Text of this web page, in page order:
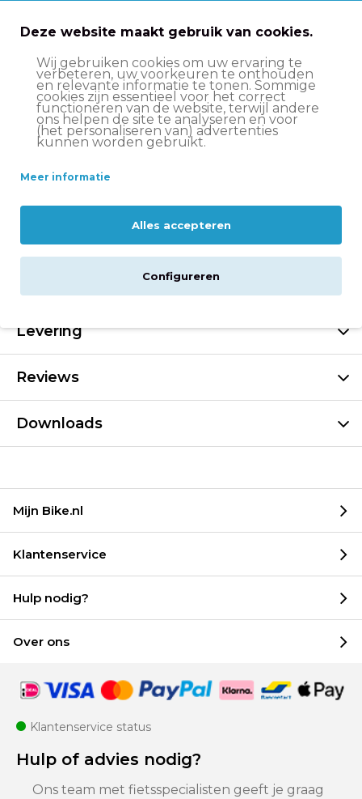
In winkelwagen
Op werkdagen voor 15:00 besteld, volgende werkdag
in huis
Altijdscherp geprijsd
14 dagenbedenktijd
Deskundige
Beschrijving
Levering
Reviews
Downloads
Mijn Bike.nl
Klantenservice
Hulp nodig?
Over ons
Klantenservice status
Hulp of advies nodig?
Ons team met fietsspecialisten geeft je graag
Deze website maakt gebruik van cookies.
Wij gebruiken cookies om uw ervaring te
verbeteren, uw voorkeuren te onthouden
en relevante informatie te tonen. Sommige
cookies zijn essentieel voor het correct
functioneren van de website, terwijl andere
ons helpen de site te analyseren en voor
(het personaliseren van) advertenties
kunnen worden gebruikt.
Meer informatie
Alles accepteren
Configureren